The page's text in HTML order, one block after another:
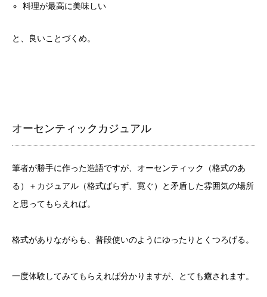
料理が最高に美味しい
と、良いことづくめ。
オーセンティックカジュアル
筆者が勝手に作った造語ですが、オーセンティック（格式のあ
る）＋カジュアル（格式ばらず、寛ぐ）と矛盾した雰囲気の場所
と思ってもらえれば。
格式がありながらも、普段使いのようにゆったりとくつろげる。
一度体験してみてもらえれば分かりますが、とても癒されます。